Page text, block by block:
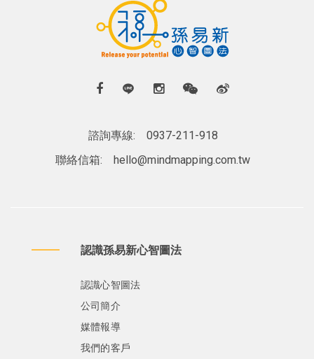
諮詢專線:
0937-211-918
聯絡信箱:
hello@mindmapping.com.tw
認識孫易新心智圖法
認識心智圖法
公司簡介
媒體報導
我們的客戶